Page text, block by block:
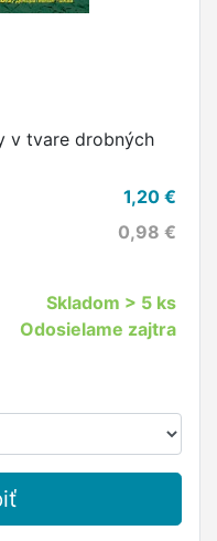
v tvare drobných
1,20 €
0,98 €
Skladom > 5 ks
Odosielame zajtra